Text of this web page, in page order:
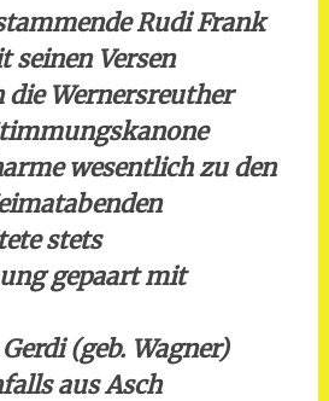
Rudi Frank
seinen Versen
die Wernersreuther
wesentlich zu den
stets
gepaart mit
(geb. Wagner)
aus Asch